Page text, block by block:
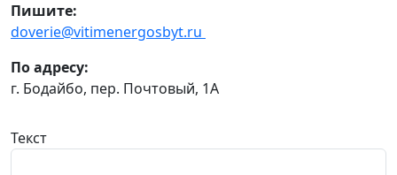
Пишите:
doverie@vitimenergosbyt.ru
По адресу:
г. Бодайбо, пер. Почтовый, 1А
Текст